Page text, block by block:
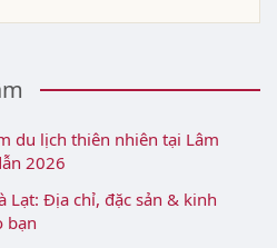
du lịch thiên nhiên tại Lâm
2026
Lạt: Địa chỉ, đặc sản & kinh
bạn